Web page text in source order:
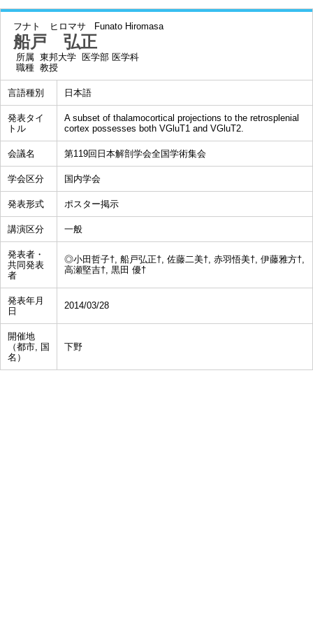
フナト ヒロマサ Funato Hiromasa
船戸 弘正
所属 東邦大学 医学部 医学科
職種 教授
言語種別 日本語
発表タイ
トル
A subset of thalamocortical projections to the retrosplenial
cortex possesses both VGluT1 and VGluT2.
会議名 第119回日本解剖学会全国学術集会
学会区分 国内学会
発表形式 ポスター掲示
講演区分 一般
発表者・
共同発表
者
◎小田哲子†, 船戸弘正†, 佐藤二美†, 赤羽悟美†, 伊藤雅方†,
高瀬堅吉†, 黒田 優†
発表年月
日
2014/03/28
開催地
（都市, 国
名）
下野